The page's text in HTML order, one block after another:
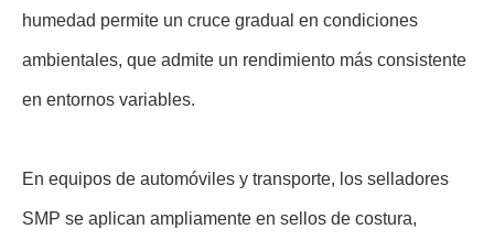
humedad permite un cruce gradual en condiciones
ambientales, que admite un rendimiento más consistente
en entornos variables.
En equipos de automóviles y transporte, los selladores
SMP se aplican ampliamente en sellos de costura,